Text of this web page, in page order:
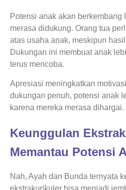
Potensi anak akan berkembang
merasa didukung. Orang tua
atas usaha anak, meskipun
Dukungan ini membuat anak
terus mencoba.
Apresiasi meningkatkan
dukungan penuh, potensi anak
karena mereka merasa dihargai.
Keunggulan
Memantau Potensi
Nah, Ayah dan Bunda ternyata
ekstrakurikuler bisa menjadi